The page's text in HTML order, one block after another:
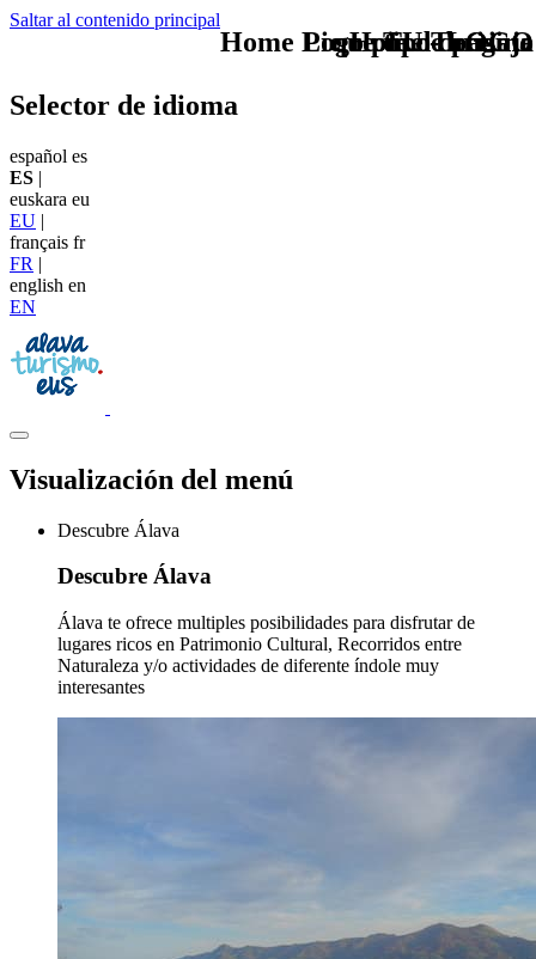
Saltar al contenido principal
TU - LOGO
Selector de idioma
español es
ES |
euskara eu
EU |
français fr
FR |
english en
EN
Visualización del menú
Descubre Álava
Descubre Álava
Álava te ofrece multiples posibilidades para disfrutar de
lugares ricos en Patrimonio Cultural, Recorridos entre
Naturaleza y/o actividades de diferente índole muy
interesantes
que tipo de viaje
Home Logo pie de página
Pie Home Turismo